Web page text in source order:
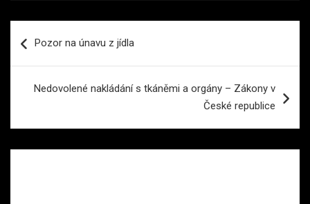
proPozor na únavu z jídla
Nedovolené nakládání s tkáněmi a orgány – Zákony v
České republice